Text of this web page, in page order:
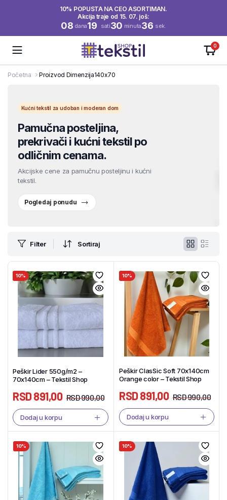
10% POPUSTA NA CEO ASORTIMAN.
Akcija traje od 15. 07. još:
08 dana19 sati30 minuta36 sek.
0
Početna Proizvod Dimenzija140x70
Kućni tekstil za udoban i moderan dom
Pamučna posteljina,
prekrivači i kućni tekstil po
odličnim cenama.
Akcijske cene za pamučnu posteljinu i kućni
tekstil.
Pogledaj ponudu
Filter Sortiraj
10%
Peškir Lider 550g/m2 –
70x140cm – Tekstil Shop
RSD990,00
RSD891,00
Dodaj u korpu
10%
Peškir ClasSic Soft 70x140cm
Orange color – Tekstil Shop
RSD990,00
RSD891,00
Dodaj u korpu
10% 10%